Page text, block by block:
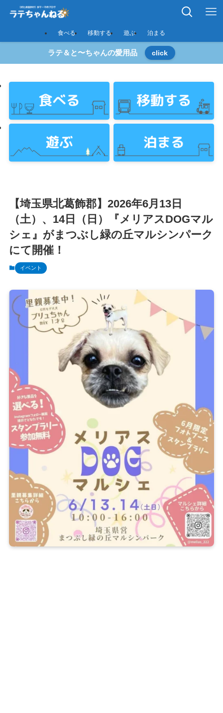
食べる 移動する 遊ぶ 泊まる
ラテ＆と〜ちゃんの愛用品 click
【埼玉県北葛飾郡】2026年6月13日
（土）、14日（日）『メリアスDOGマル
シェ』がまつぶし緑の丘マルシンパーク
にて開催！
イベント